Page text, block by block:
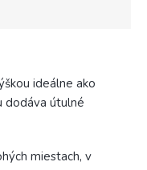
ideálne ako
dodáva útulné
miestach, v